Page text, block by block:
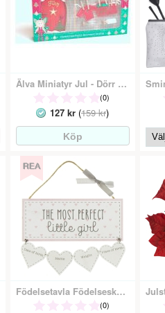
Älva Miniatyr Jul - Dörr Och Tvättlina
(0)
127 kr (159 kr)
Födelsetavla Födelseskylt Minnestavla - Flicka
(0)